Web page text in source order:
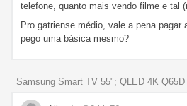
telefone, quanto mais vendo filme e tal
Pro gatriense médio, vale a pena pagar
pego uma básica mesmo?
Samsung Smart TV 55"; QLED 4K Q65D